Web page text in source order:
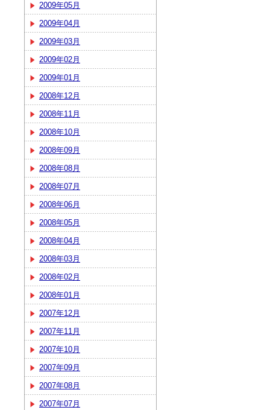
2009年05月
2009年04月
2009年03月
2009年02月
2009年01月
2008年12月
2008年11月
2008年10月
2008年09月
2008年08月
2008年07月
2008年06月
2008年05月
2008年04月
2008年03月
2008年02月
2008年01月
2007年12月
2007年11月
2007年10月
2007年09月
2007年08月
2007年07月